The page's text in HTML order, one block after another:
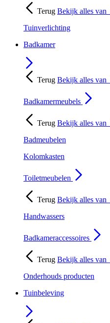
Terug Bekijk alles van
Tuinverlichting
Badkamer
Terug Bekijk alles van
Badkamermeubels
Terug Bekijk alles van
Badmeubelen
Kolomkasten
Toiletmeubelen
Terug Bekijk alles van
Handwassers
Badkameraccessoires
Terug Bekijk alles van
Onderhouds producten
Tuinbeleving